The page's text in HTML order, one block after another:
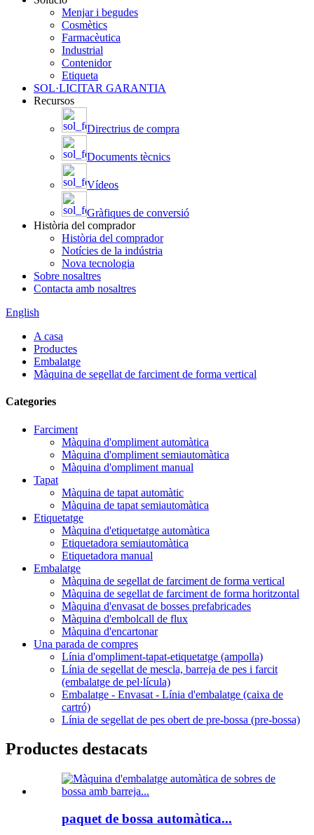
Menjar i begudes
Cosmètics
Farmacèutica
Industrial
Contenidor
Etiqueta
SOL·LICITAR GARANTIA
Recursos
Directrius de compra
Documents tècnics
Vídeos
Gràfiques de conversió
Història del comprador
Història del comprador
Notícies de la indústria
Nova tecnologia
Sobre nosaltres
Contacta amb nosaltres
English
A casa
Productes
Embalatge
Màquina de segellat de farciment de forma vertical
Categories
Farciment
Màquina d'ompliment automàtica
Màquina d'ompliment semiautomàtica
Màquina d'ompliment manual
Tapat
Màquina de tapat automàtic
Màquina de tapat semiautomàtica
Etiquetatge
Màquina d'etiquetatge automàtica
Etiquetadora semiautomàtica
Etiquetadora manual
Embalatge
Màquina de segellat de farciment de forma vertical
Màquina de segellat de farciment de forma horitzontal
Màquina d'envasat de bosses prefabricades
Màquina d'embolcall de flux
Màquina d'encartonar
Una parada de compres
Línia d'ompliment-tapat-etiquetatge (ampolla)
Línia de segellat de mescla, barreja de pes i farcit
(embalatge de pel·lícula)
Embalatge - Envasat - Línia d'embalatge (caixa de
cartró)
Línia de segellat de pes obert de pre-bossa (pre-bossa)
Productes destacats
paquet de bossa automàtica...